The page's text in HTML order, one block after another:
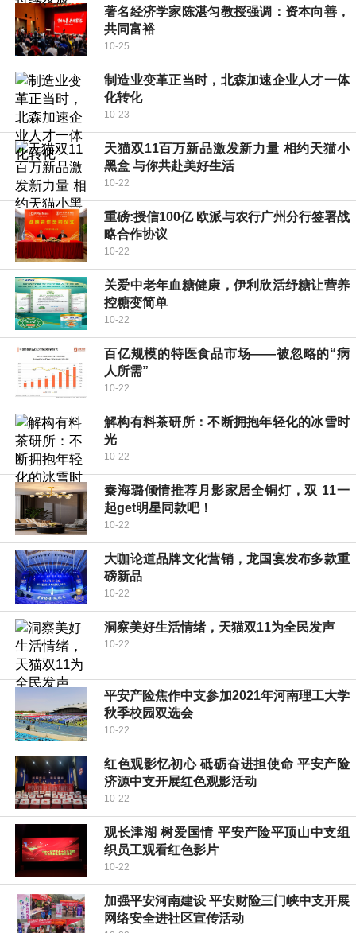
著名经济学家陈湛匀教授强调：资本向善，
共同富裕
10-25
制造业变革正当时，北森加速企业人才一体
化转化
10-23
天猫双11百万新品激发新力量 相约天猫小
黑盒 与你共赴美好生活
10-22
重磅:授信100亿 欧派与农行广州分行签署战
略合作协议
10-22
关爱中老年血糖健康，伊利欣活纾糖让营养
控糖变简单
10-22
百亿规模的特医食品市场——被忽略的“病
人所需”
10-22
解构有料茶研所：不断拥抱年轻化的冰雪时
光
10-22
秦海璐倾情推荐月影家居全铜灯，双 11一
起get明星同款吧！
10-22
大咖论道品牌文化营销，龙国宴发布多款重
磅新品
10-22
洞察美好生活情绪，天猫双11为全民发声
10-22
平安产险焦作中支参加2021年河南理工大学
秋季校园双选会
10-22
红色观影忆初心 砥砺奋进担使命 平安产险
济源中支开展红色观影活动
10-22
观长津湖 树爱国情 平安产险平顶山中支组
织员工观看红色影片
10-22
加强平安河南建设 平安财险三门峡中支开展
网络安全进社区宣传活动